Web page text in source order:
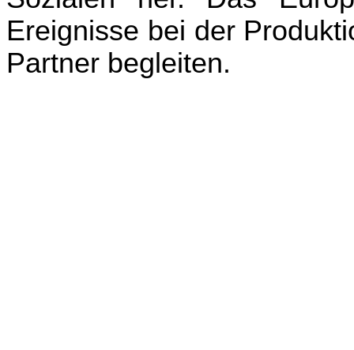
Ereignisse bei der
Partner begleiten.